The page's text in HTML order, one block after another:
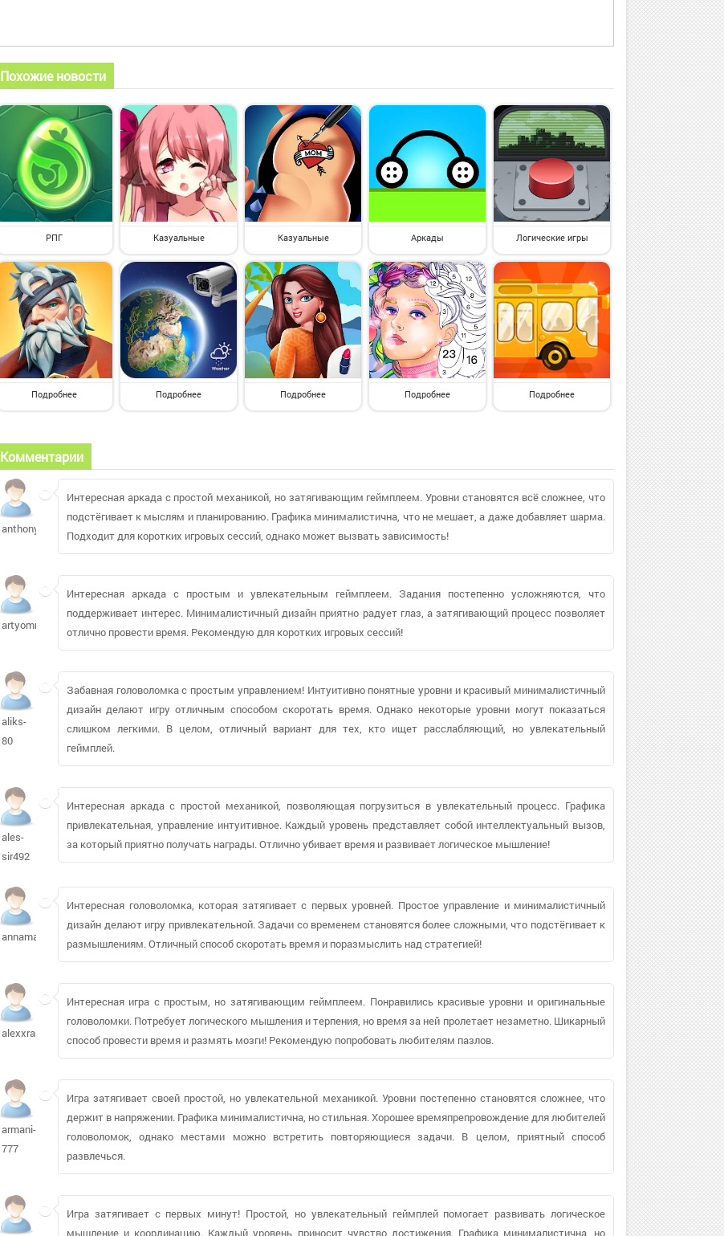
Похожие новости
РПГ Казуальные Казуальные Аркады Логические игры
Подробнее Подробнее Подробнее Подробнее Подробнее
Комментарии
anthony85
Интересная аркада с простой механикой, но затягивающим геймплеем. Уровни становятся всё сложнее, что
подстёгивает к мыслям и планированию. Графика минималистична, что не мешает, а даже добавляет шарма.
Подходит для коротких игровых сессий, однако может вызвать зависимость!
artyomrost
Интересная аркада с простым и увлекательным геймплеем. Задания постепенно усложняются, что
поддерживает интерес. Минималистичный дизайн приятно радует глаз, а затягивающий процесс позволяет
отлично провести время. Рекомендую для коротких игровых сессий!
aliks-
80
Забавная головоломка с простым управлением! Интуитивно понятные уровни и красивый минималистичный
дизайн делают игру отличным способом скоротать время. Однако некоторые уровни могут показаться
слишком легкими. В целом, отличный вариант для тех, кто ищет расслабляющий, но увлекательный
геймплей.
ales-
sir492
Интересная аркада с простой механикой, позволяющая погрузиться в увлекательный процесс. Графика
привлекательная, управление интуитивное. Каждый уровень представляет собой интеллектуальный вызов,
за который приятно получать награды. Отлично убивает время и развивает логическое мышление!
annamay14488
Интересная головоломка, которая затягивает с первых уровней. Простое управление и минималистичный
дизайн делают игру привлекательной. Задачи со временем становятся более сложными, что подстёгивает к
размышлениям. Отличный способ скоротать время и поразмыслить над стратегией!
alexxram
Интересная игра с простым, но затягивающим геймплеем. Понравились красивые уровни и оригинальные
головоломки. Потребует логического мышления и терпения, но время за ней пролетает незаметно. Шикарный
способ провести время и размять мозги! Рекомендую попробовать любителям пазлов.
armani-
777
Игра затягивает своей простой, но увлекательной механикой. Уровни постепенно становятся сложнее, что
держит в напряжении. Графика минималистична, но стильная. Хорошее времяпрепровождение для любителей
головоломок, однако местами можно встретить повторяющиеся задачи. В целом, приятный способ
развлечься.
Игра затягивает с первых минут! Простой, но увлекательный геймплей помогает развивать логическое
мышление и координацию. Каждый уровень приносит чувство достижения. Графика минималистична, но